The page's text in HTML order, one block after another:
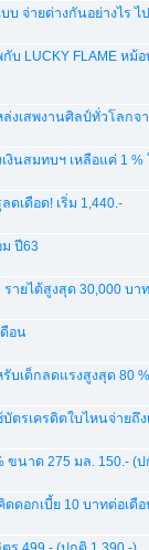
จ่ายต่างกันอย่างไร ไ
LUCKY FLAME หม้
ล่งเสพงานศิลป์ทั่วโลกจ
นสมทบฯ เหลือแค่ 1 %
ดเดือด! เริ่ม 1,440.-
ปี63
ายได้สูงสุด 30,000 บาท
อน
รับเด็กลดแรงสูงสุด 80 %
ตรเครดิตใบไหนจ่ายถึง
ขนาด 275 มล. 150.- (
ดอกเบี้ย 10 บาทต่อเดือ